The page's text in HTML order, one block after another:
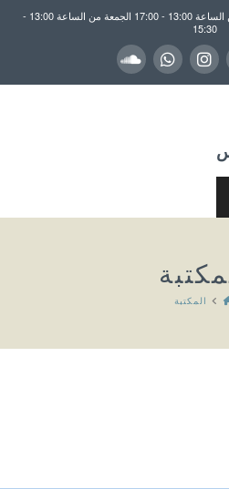
انضموا الينا ايام الاثنين حتى الخميس من الساعة 13:00 - 17:00 الجمعة من الساعة 13:00 -
15:30
HOMEالمكتبة